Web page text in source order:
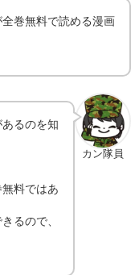
全巻無料で読める漫画
カン隊員
るのを知
料ではあ
るので、